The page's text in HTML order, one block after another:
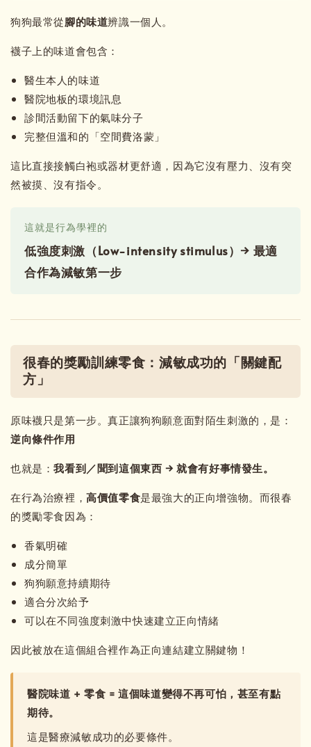
狗狗最常從腳的味道辨識一個人。
襪子上的味道會包含：
醫生本人的味道
醫院地板的環境訊息
診間活動留下的氣味分子
完整但溫和的「空間費洛蒙」
這比直接接觸白袍或器材更舒適，因為它沒有壓力、沒有突
然被摸、沒有指令。
這就是行為學裡的
低強度刺激（Low-intensity stimulus）→ 最適
合作為減敏第一步
很春的獎勵訓練零食：減敏成功的「關鍵配
方」
原味襪只是第一步。真正讓狗狗願意面對陌生刺激的，是：
逆向條件作用
也就是：我看到／聞到這個東西 → 就會有好事情發生。
在行為治療裡，高價值零食是最強大的正向增強物。而很春
的獎勵零食因為：
香氣明確
成分簡單
狗狗願意持續期待
適合分次給予
可以在不同強度刺激中快速建立正向情緒
因此被放在這個組合裡作為正向連結建立關鍵物！
醫院味道 + 零食 = 這個味道變得不再可怕，甚至有點
期待。
這是醫療減敏成功的必要條件。